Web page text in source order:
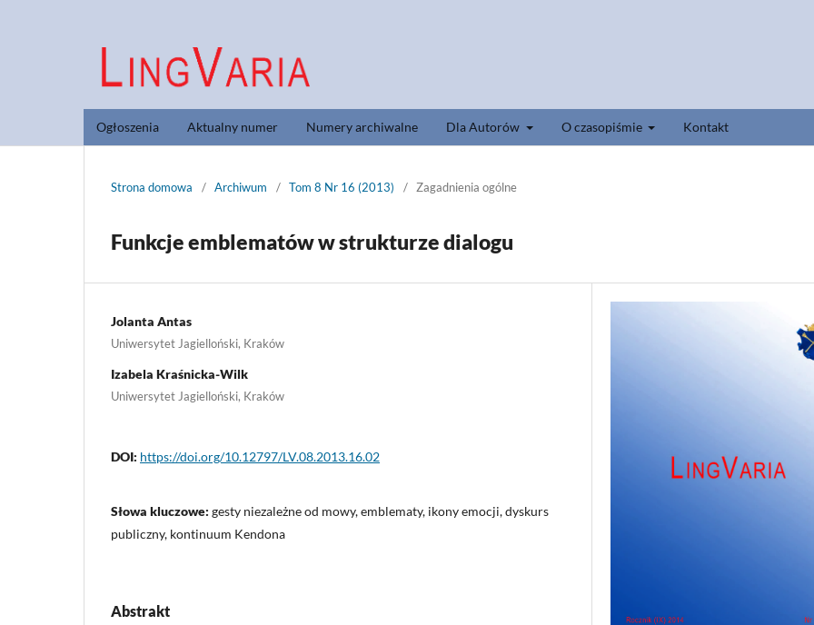
Ogłoszenia Aktualny numer Numery archiwalne Dla Autorów O czasopiśmie Kontakt
Strona domowa / Archiwum / Tom 8 Nr 16 (2013) / Zagadnienia ogólne
Funkcje emblematów w strukturze dialogu
Jolanta Antas
Uniwersytet Jagielloński, Kraków
Izabela Kraśnicka-Wilk
Uniwersytet Jagielloński, Kraków
DOI: https://doi.org/10.12797/LV.08.2013.16.02
Słowa kluczowe: gesty niezależne od mowy, emblematy, ikony emocji, dyskurs
publiczny, kontinuum Kendona
Abstrakt